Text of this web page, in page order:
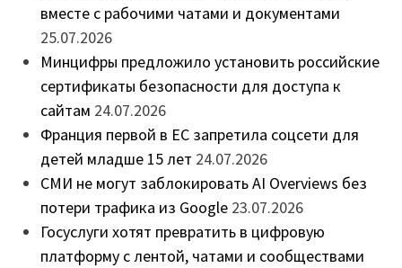
вместе с рабочими чатами и документами
25.07.2026
Минцифры предложило установить российские
сертификаты безопасности для доступа к
сайтам 24.07.2026
Франция первой в ЕС запретила соцсети для
детей младше 15 лет 24.07.2026
СМИ не могут заблокировать AI Overviews без
потери трафика из Google 23.07.2026
Госуслуги хотят превратить в цифровую
платформу с лентой, чатами и сообществами